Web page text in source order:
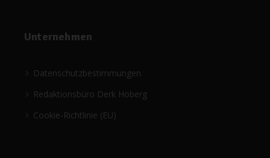
Unternehmen
Datenschutzbestimmungen
Redaktionsbüro Derk Hoberg
Cookie-Richtlinie (EU)